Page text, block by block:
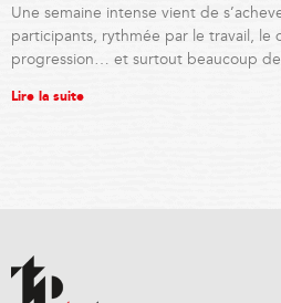
Une semaine intense vient de
participants, rythmée par le travail, le
progression… et surtout beaucoup
Lire la suite